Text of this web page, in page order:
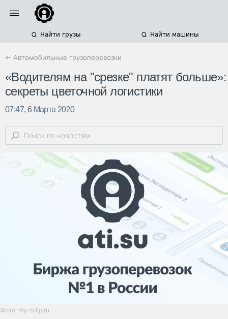
Найти грузы Найти машины
← Автомобильные грузоперевозки
«Водителям на "срезке" платят больше»:
секреты цветочной логистики
07:47, 6 Марта 2020
Фото: my-tulip.ru